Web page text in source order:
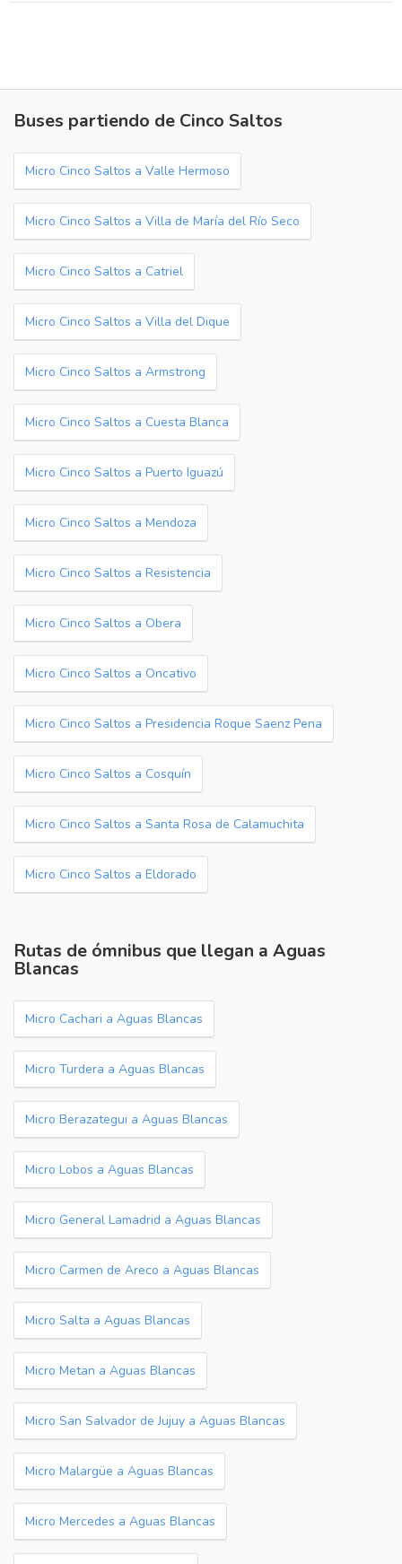
Buses partiendo de Cinco Saltos
Micro Cinco Saltos a Valle Hermoso
Micro Cinco Saltos a Villa de María del Río Seco
Micro Cinco Saltos a Catriel
Micro Cinco Saltos a Villa del Dique
Micro Cinco Saltos a Armstrong
Micro Cinco Saltos a Cuesta Blanca
Micro Cinco Saltos a Puerto Iguazú
Micro Cinco Saltos a Mendoza
Micro Cinco Saltos a Resistencia
Micro Cinco Saltos a Obera
Micro Cinco Saltos a Oncativo
Micro Cinco Saltos a Presidencia Roque Saenz Pena
Micro Cinco Saltos a Cosquín
Micro Cinco Saltos a Santa Rosa de Calamuchita
Micro Cinco Saltos a Eldorado
Rutas de ómnibus que llegan a Aguas
Blancas
Micro Cachari a Aguas Blancas
Micro Turdera a Aguas Blancas
Micro Berazategui a Aguas Blancas
Micro Lobos a Aguas Blancas
Micro General Lamadrid a Aguas Blancas
Micro Carmen de Areco a Aguas Blancas
Micro Salta a Aguas Blancas
Micro Metan a Aguas Blancas
Micro San Salvador de Jujuy a Aguas Blancas
Micro Malargüe a Aguas Blancas
Micro Mercedes a Aguas Blancas